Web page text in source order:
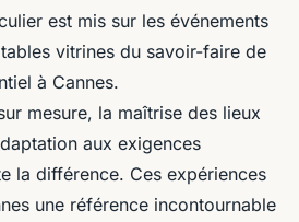
est mis sur les événements
vitrines du savoir-faire de
à Cannes.
mesure, la maîtrise des lieux
aux exigences
la différence. Ces expériences
une référence incontournable